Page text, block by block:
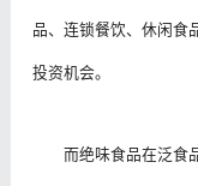
品、连锁餐饮、休闲食
投资机会。
而绝味食品在泛食